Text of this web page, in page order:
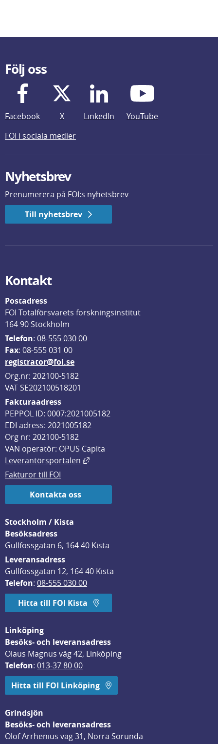
Följ oss
Facebook X LinkedIn
YouTube
FOI i sociala medier
Nyhetsbrev
Prenumerera på FOI:s nyhetsbrev
Till nyhetsbrev
Kontakt
Postadress
FOI Totalförsvarets forskningsinstitut
164 90 Stockholm
Telefon: 08-555 030 00
Fax: 08-555 031 00
registrator@foi.se
Org.nr: 202100-5182
VAT SE202100518201
Fakturaadress
PEPPOL ID: 0007:2021005182
EDI adress: 2021005182
Org nr: 202100-5182
VAN operatör: OPUS Capita
Leverantörsportalen
Länk till annan webbplats, öppnas
Fakturor till FOI
Kontakta oss
Stockholm / Kista
Besöksadress
Gullfossgatan 6, 164 40 Kista
Leveransadress
Gullfossgatan 12, 164 40 Kista
Telefon: 08-555 030 00
Hitta till FOI Kista
Linköping
Besöks- och leveransadress
Olaus Magnus väg 42, Linköping
Telefon: 013-37 80 00
Hitta till FOI Linköping
Grindsjön
Besöks- och leveransadress
Olof Arrhenius väg 31, Norra Sorunda